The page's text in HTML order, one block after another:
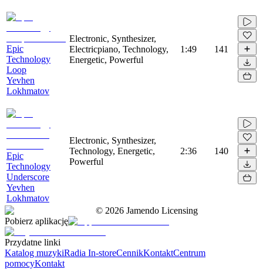
Epic
Technology
Loop
Yevhen
Lokhmatov
Electronic, Synthesizer,
Electricpiano, Technology,
Energetic, Powerful
1:49 141
Epic
Technology
Underscore
Yevhen
Lokhmatov
Electronic, Synthesizer,
Technology, Energetic,
Powerful
2:36 140
© 2026 Jamendo Licensing
Pobierz aplikację
Przydatne linki
Katalog muzykiRadia In-storeCennikKontaktCentrum
pomocyKontakt